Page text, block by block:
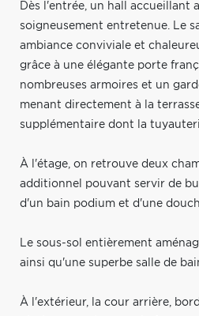
Dès l'entrée, un hall accueillant
soigneusement entretenue. Le
ambiance conviviale et
grâce à une élégante porte
nombreuses armoires et un
menant directement à la
supplémentaire dont la
À l'étage, on retrouve deux
additionnel pouvant servir de
d'un bain podium et d'une
Le sous-sol entièrement
ainsi qu'une superbe salle de
À l'extérieur, la cour arrière,